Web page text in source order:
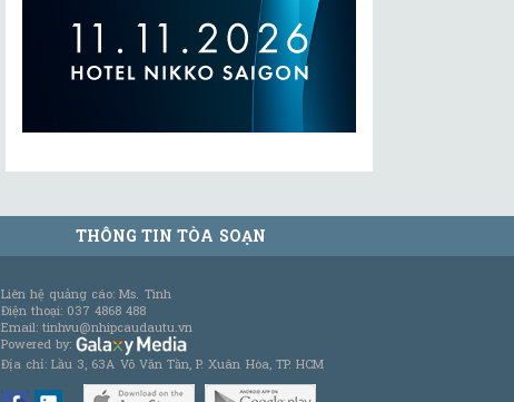
THÔNG TIN TÒA SOẠN
Liên hệ quảng cáo: Ms. Tình
Điện thoại: 037 4868 488
Email: tinhvu@nhipcaudautu.vn
Powered by:
Địa chỉ: Lầu 3, 63A Võ Văn Tần, P. Xuân Hòa, TP. HCM